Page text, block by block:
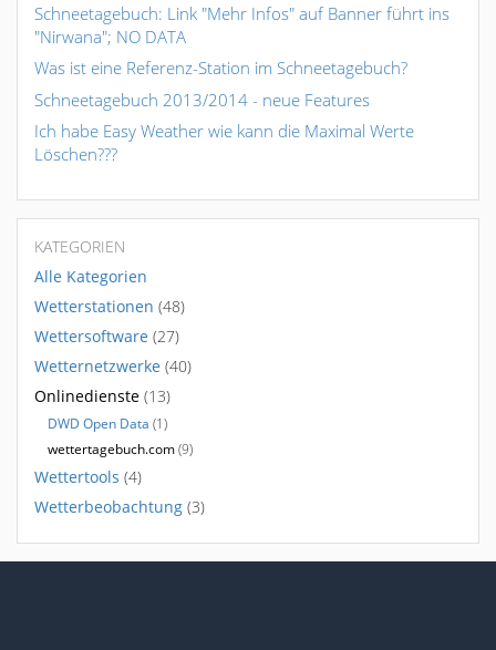
Schneetagebuch: Link "Mehr Infos" auf Banner führt ins
"Nirwana"; NO DATA
Was ist eine Referenz-Station im Schneetagebuch?
Schneetagebuch 2013/2014 - neue Features
Ich habe Easy Weather wie kann die Maximal Werte
Löschen???
KATEGORIEN
Alle Kategorien
Wetterstationen (48)
Wettersoftware (27)
Wetternetzwerke (40)
Onlinedienste (13)
DWD Open Data (1)
wettertagebuch.com(9)
Wettertools (4)
Wetterbeobachtung (3)